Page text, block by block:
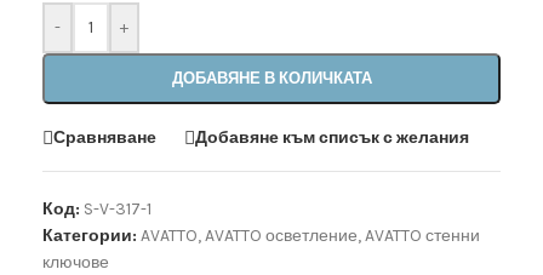
- +
ДОБАВЯНЕ В КОЛИЧКАТА
Сравняване Добавяне към списък с желания
Код: S-V-317-1
Категории: AVATTO,AVATTO осветление,AVATTO стенни
ключове